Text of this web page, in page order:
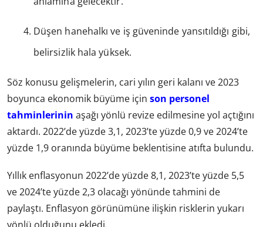
Düşen hanehalkı ve iş güveninde yansıtıldığı gibi,
belirsizlik hala yüksek.
Söz konusu gelişmelerin, cari yılın geri kalanı ve 2023
boyunca ekonomik büyüme için son personel
tahminlerinin aşağı yönlü revize edilmesine yol açtığını
aktardı. 2022’de yüzde 3,1, 2023’te yüzde 0,9 ve 2024’te
yüzde 1,9 oranında büyüme beklentisine atıfta bulundu.
Yıllık enflasyonun 2022’de yüzde 8,1, 2023’te yüzde 5,5
ve 2024’te yüzde 2,3 olacağı yönünde tahmini de
paylaştı. Enflasyon görünümüne ilişkin risklerin yukarı